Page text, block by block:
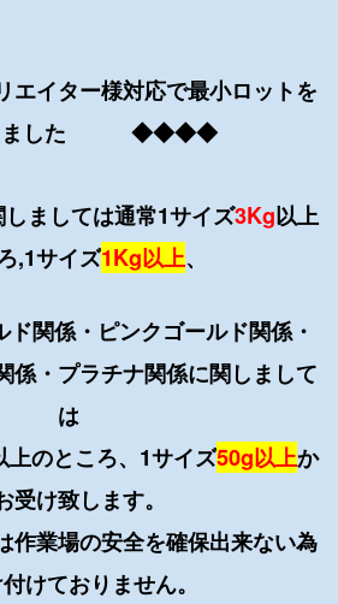
ー様対応で最小ロットを
えました ◆◆◆◆
ましては通常1サイズ3Kg以上
,1サイズ1Kg以上、
関係・ピンクゴールド関係・
係・ プラチナ関係に関しまして
は
上のところ、1サイズ50g以上か
受け致します。
作業場の安全を確保出来ない為
けておりません。